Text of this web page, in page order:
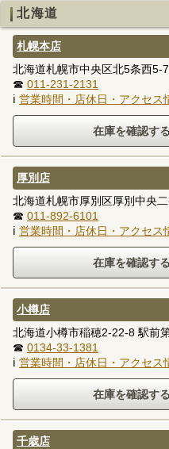
北海道
札幌本店
北海道札幌市中央区北5条西5-
☎ 011-231-2131
ℹ 営業時間・店休日・アクセス
厚別店
北海道札幌市厚別区厚別中央
☎ 011-892-6101
ℹ 営業時間・店休日・アクセス
小樽店
北海道小樽市稲穂2-22-8 駅前
☎ 0134-33-1381
ℹ 営業時間・店休日・アクセス
千歳店